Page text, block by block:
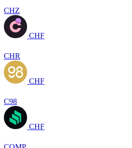
CHZ
CHF
CHR
CHF
C98
CHF